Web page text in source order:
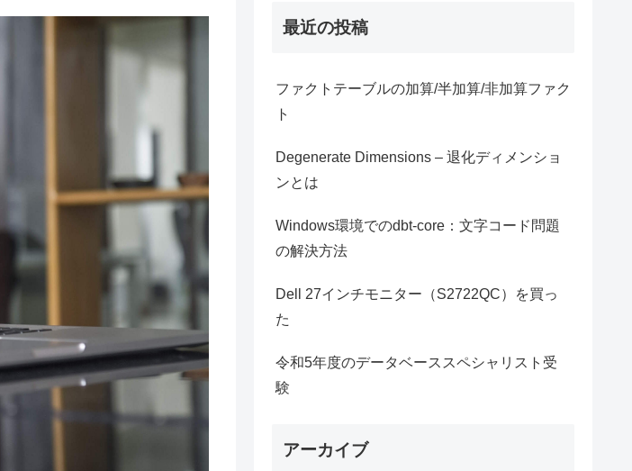
最近の投稿
ファクトテーブルの加算/半加算/非加算ファク
ト
Degenerate Dimensions – 退化ディメンショ
ンとは
Windows環境でのdbt-core：文字コード問題
の解決方法
Dell 27インチモニター（S2722QC）を買っ
た
令和5年度のデータベーススペシャリスト受
験
アーカイブ